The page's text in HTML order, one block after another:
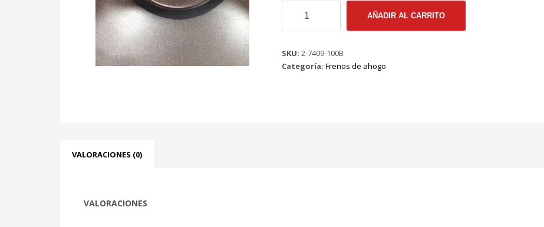
7409
DE
AHOGO
AÑADIR AL CARRITO
SKU:2-7409-100B
Categoría:Frenos de ahogo
VALORACIONES (0)
VALORACIONES